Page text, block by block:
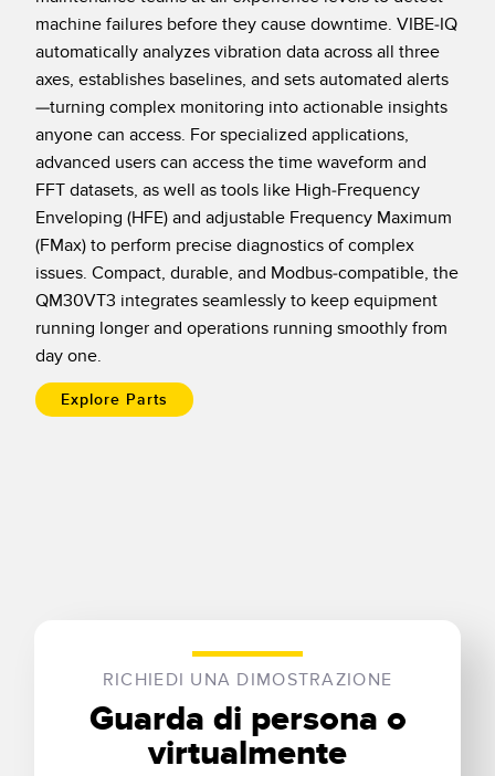
Sensori Pick-to-Light
Sensori di temperatura
Sensori multiraggio e sensori a raggio ampio
Sensori di monitoraggio delle condizioni
Sensori di vibrazioni
ACCESSORI
ACCESSORI
Convertitori
TECNOLOGIA
Sensori con IO-Link
LINK CORRELATI
Lavaggio
machine failures before they cause downtime. VIBE-IQ
automatically analyzes vibration data across all three
axes, establishes baselines, and sets automated alerts
—turning complex monitoring into actionable insights
anyone can access. For specialized applications,
advanced users can access the time waveform and
FFT datasets, as well as tools like High-Frequency
Enveloping (HFE) and adjustable Frequency Maximum
(FMax) to perform precise diagnostics of complex
issues. Compact, durable, and Modbus-compatible, the
QM30VT3 integrates seamlessly to keep equipment
running longer and operations running smoothly from
day one.
Explore Parts
RICHIEDI UNA DIMOSTRAZIONE
Guarda di persona o
virtualmente